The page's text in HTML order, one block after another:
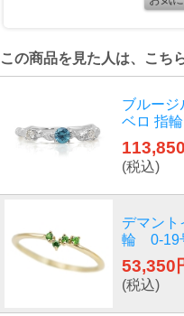
この商品を見た人は、こち
ブルージ
ベロ 指
(税込)
デマント
輪 0-19
53,350
(税込)